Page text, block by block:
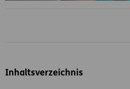
Inhaltsverzeichnis